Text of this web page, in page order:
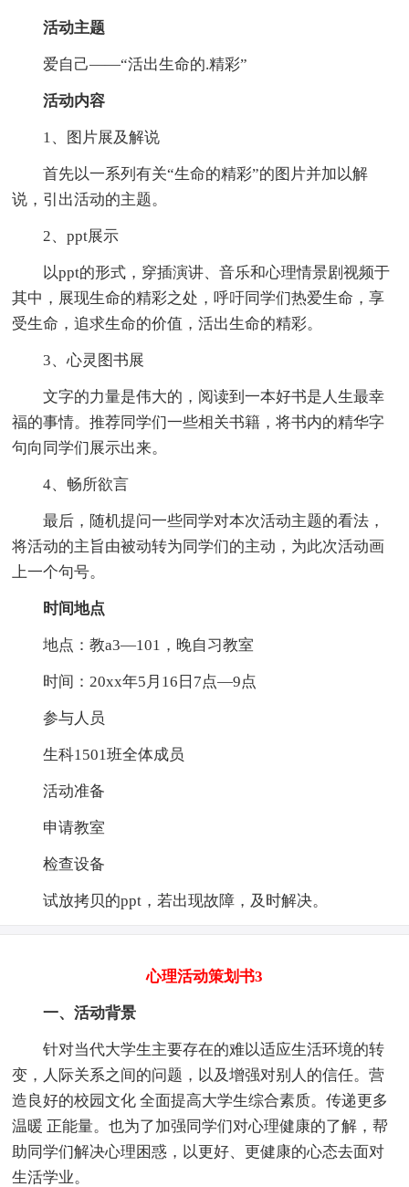
活动主题
爱自己——“活出生命的.精彩”
活动内容
1、图片展及解说
首先以一系列有关“生命的精彩”的图片并加以解
说，引出活动的主题。
2、ppt展示
以ppt的形式，穿插演讲、音乐和心理情景剧视频于
其中，展现生命的精彩之处，呼吁同学们热爱生命，享
受生命，追求生命的价值，活出生命的精彩。
3、心灵图书展
文字的力量是伟大的，阅读到一本好书是人生最幸
福的事情。推荐同学们一些相关书籍，将书内的精华字
句向同学们展示出来。
4、畅所欲言
最后，随机提问一些同学对本次活动主题的看法，
将活动的主旨由被动转为同学们的主动，为此次活动画
上一个句号。
时间地点
地点：教a3—101，晚自习教室
时间：20xx年5月16日7点—9点
参与人员
生科1501班全体成员
活动准备
申请教室
检查设备
试放拷贝的ppt，若出现故障，及时解决。
心理活动策划书3
一、活动背景
针对当代大学生主要存在的难以适应生活环境的转
变，人际关系之间的问题，以及增强对别人的信任。营
造良好的校园文化 全面提高大学生综合素质。传递更多
温暖 正能量。也为了加强同学们对心理健康的了解，帮
助同学们解决心理困惑，以更好、更健康的心态去面对
生活学业。